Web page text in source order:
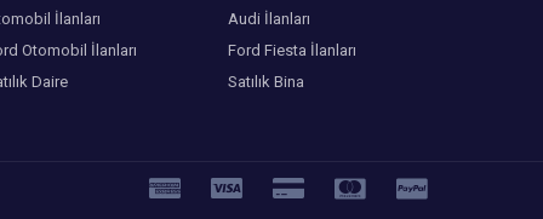
İlanları
Audi İlanları
Otomobil İlanları
Ford Fiesta İlanları
Daire
Satılık Bina